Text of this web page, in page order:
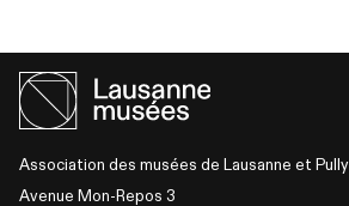
Association des musées de Lausanne et Pully
Avenue Mon-Repos 3